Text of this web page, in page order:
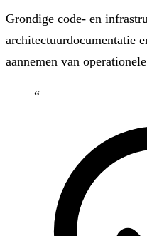
Grondige code- en
architectuurdocumentatie
aannemen van
“